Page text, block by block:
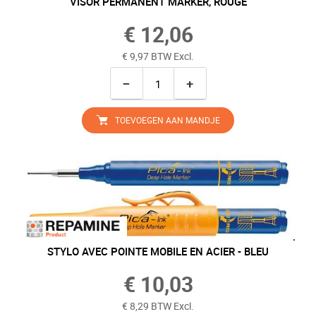
€ 12,06
€ 9,97 BTW Excl.
− +
TOEVOEGEN AAN MANDJE
STYLO AVEC POINTE MOBILE EN ACIER - BLEU
€ 10,03
€ 8,29 BTW Excl.